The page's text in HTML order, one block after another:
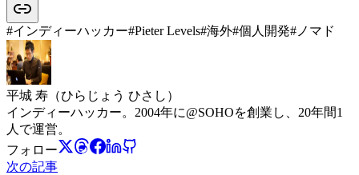
#インディーハッカー#Pieter Levels#海外#個人開発# ノマド
平城 寿 （ひらじょう ひさし）
インディーハッカー。2004年に@SOHOを創業し、20年間1
人で運営。
フォロー
次の記事